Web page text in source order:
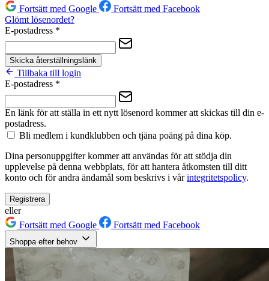
Fortsätt med Google
Fortsätt med Facebook
Glömt lösenordet?
E-postadress *
Skicka återställningslänk
Tillbaka till login
E-postadress *
En länk för att ställa in ett nytt lösenord kommer att skickas till din e-
postadress.
Bli medlem i kundklubben och tjäna poäng på dina köp.
Dina personuppgifter kommer att användas för att stödja din
upplevelse på denna webbplats, för att hantera åtkomsten till ditt
konto och för andra ändamål som beskrivs i vårintegritetspolicy.
Registrera
eller
Fortsätt med Google
Fortsätt med Facebook
Shoppa efter behov